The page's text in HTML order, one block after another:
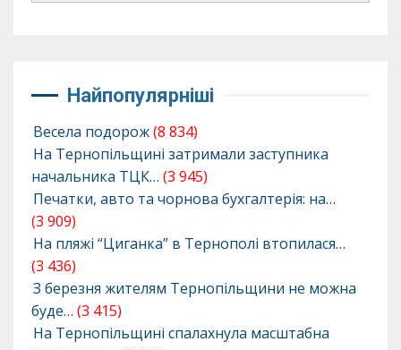
Найпопулярніші
Весела подорож(8 834)
На Тернопільщині затримали заступника
начальника ТЦК… (3 945)
Печатки, авто та чорнова бухгалтерія: на…
(3 909)
На пляжі “Циганка” в Тернополі втопилася…
(3 436)
З березня жителям Тернопільщини не можна
буде… (3 415)
На Тернопільщині спалахнула масштабна